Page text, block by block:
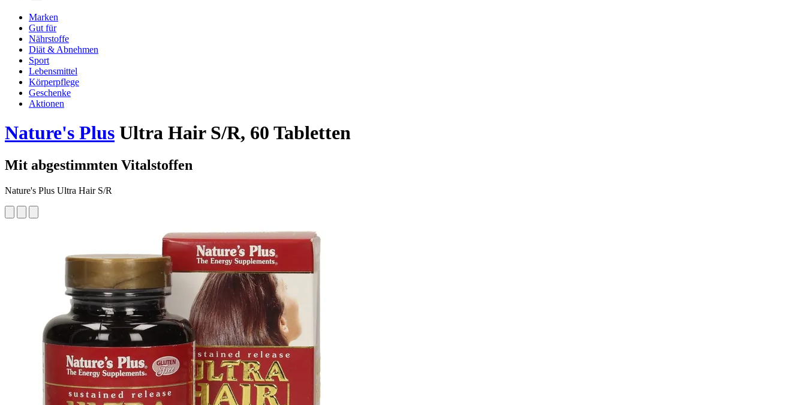
Marken
Gut für
Nährstoffe
Diät & Abnehmen
Sport
Lebensmittel
Körperpflege
Geschenke
Aktionen
Nature's Plus Ultra Hair S/R, 60 Tabletten
Mit abgestimmten Vitalstoffen
Nature's Plus Ultra Hair S/R